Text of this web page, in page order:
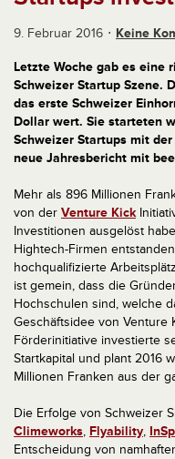
9. Februar 2016 Keine
Letzte Woche gab es eine
Schweizer Startup Szene.
das erste Schweizer
Dollar wert. Sie starteten
Schweizer Startups mit
neue Jahresbericht mit
Mehr als 896 Millionen
von der Venture Kick
Investitionen ausgelöst
Hightech-Firmen
hochqualifizierte
ist gemein, dass die
Hochschulen sind, welche
Geschäftsidee von Venture
Förderinitiative investierte
Startkapital und plant 2016
Millionen Franken aus der
Die Erfolge von Schweizer
Climeworks, Flyability,
Entscheidung von